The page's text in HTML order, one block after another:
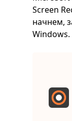
Screen
начнем,
Windows.